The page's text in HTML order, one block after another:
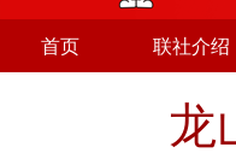
首页 联社介绍
龙